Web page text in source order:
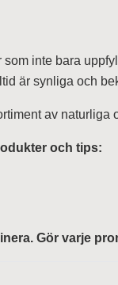
inte bara
är synliga och
av naturliga
och tips:
Gör varje